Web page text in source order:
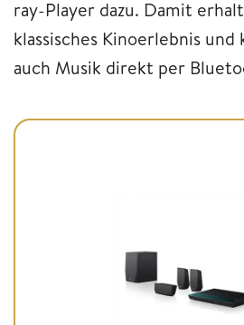
ray-Player dazu. Damit
klassisches Kinoerlebnis
auch Musik direkt per